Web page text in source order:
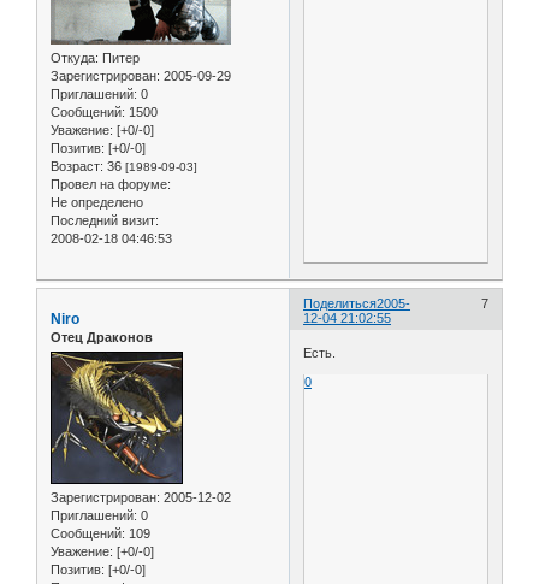
Откуда: Питер
Зарегистрирован: 2005-09-29
Приглашений: 0
Сообщений: 1500
Уважение: [+0/-0]
Позитив: [+0/-0]
Возраст: 36 [1989-09-03]
Провел на форуме:
Не определено
Последний визит:
2008-02-18 04:46:53
Поделиться 7
2005-
12-04 21:02:55
Niro
Отец Драконов
Зарегистрирован: 2005-12-02
Приглашений: 0
Сообщений: 109
Уважение: [+0/-0]
Позитив: [+0/-0]
Есть.
0